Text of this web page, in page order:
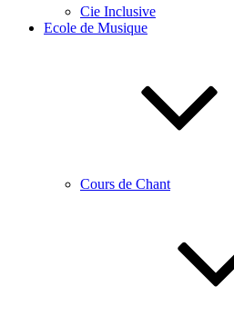
Cie Inclusive
Ecole de Musique
Cours de Chant